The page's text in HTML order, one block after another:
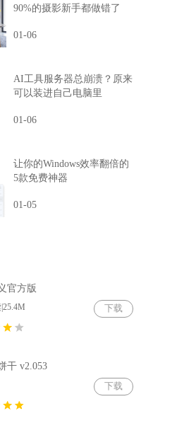
90%的摄影新手都做错了
01-06
AI工具服务器总崩溃？原来
可以装进自己电脑里
01-06
让你的Windows效率翻倍的
5款免费神器
01-05
官方版
下载
干 v2.053
下载